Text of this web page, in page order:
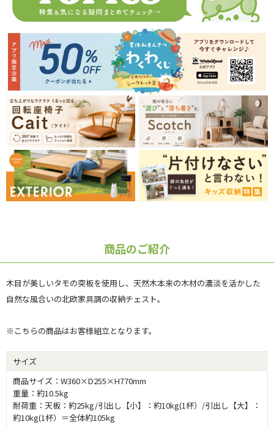
商品のご紹介
木目が美しいタモの突板を使用し、天然木本来の木材の濃淡を活かした
自然な風合いの北欧家具調の収納チェスト。
※こちらの商品はお客様組立となります。
サイズ
商品サイズ：W360×D255×H770mm
重量：約10.5kg
耐荷重：天板：約25kg/引出し【小】：約10kg(1杯）/引出し【大】：
約10kg(1杯）＝全体約105kg